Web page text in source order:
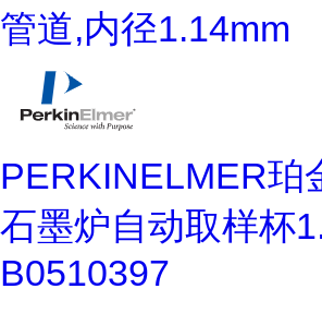
管道,内径1.14mm
PERKINELMER珀
石墨炉自动取样杯
B0510397